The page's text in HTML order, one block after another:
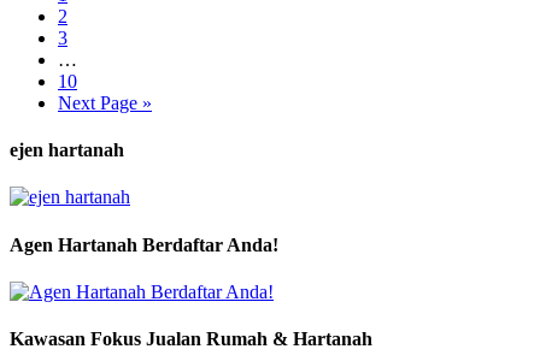
2
3
…
10
Next Page »
ejen hartanah
Agen Hartanah Berdaftar Anda!
Kawasan Fokus Jualan Rumah & Hartanah